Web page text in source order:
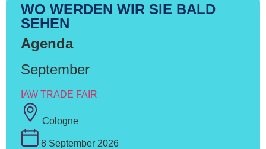
WO WERDEN WIR SIE BALD
SEHEN
Agenda
September
IAW TRADE FAIR
Cologne
8 September 2026